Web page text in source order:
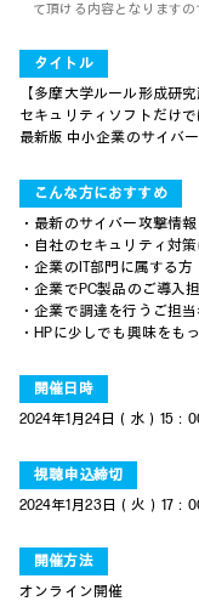
て頂ける内容となりますの
タイトル
【多摩大学ルール形成研
セキュリティソフトだけ
最新版 中小企業のサイバ
こんな方におすすめ
・最新のサイバー攻撃情
・自社のセキュリティ対
・企業のIT部門に属する方
・企業でPC製品のご導入
・企業で調達を行うご担
・HPに少しでも興味をも
開催日時
2024年1月24日（水）15：
視聴申込締切
2024年1月23日（火）17：
開催方法
オンライン開催